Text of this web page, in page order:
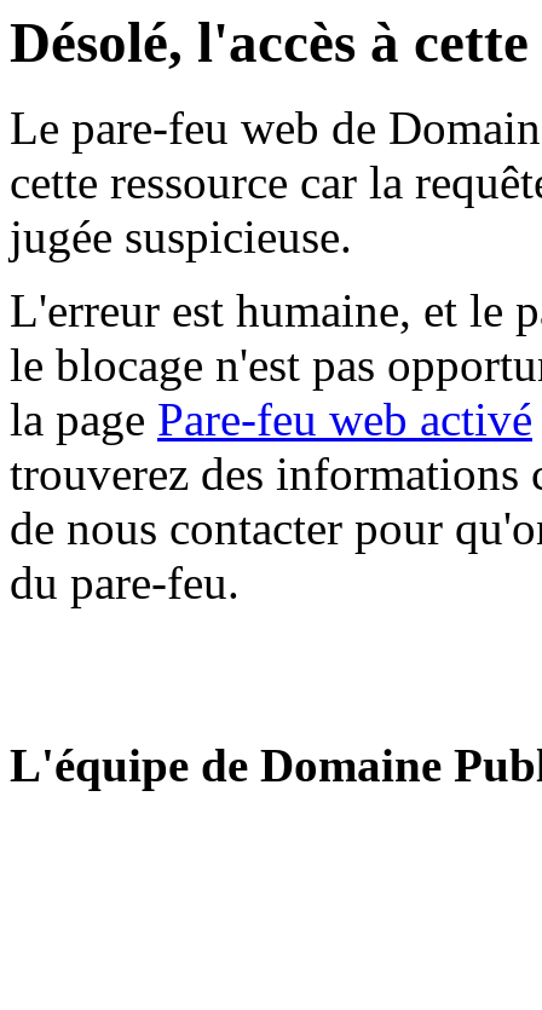
Désolé, l'accès à
Le pare-feu web de
cette ressource car la
jugée suspicieuse.
L'erreur est humaine, et le
le blocage n'est pas
la page Pare-feu web activé
trouverez des informations
de nous contacter pour
du pare-feu.
L'équipe de Domaine